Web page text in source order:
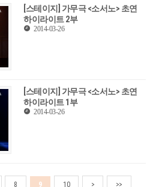
[스테이지] 가무극 <소서노> 초연
하이라이트 2부
2014-03-26
[스테이지] 가무극 <소서노> 초연
하이라이트 1부
2014-03-26
8 9 10 > >>